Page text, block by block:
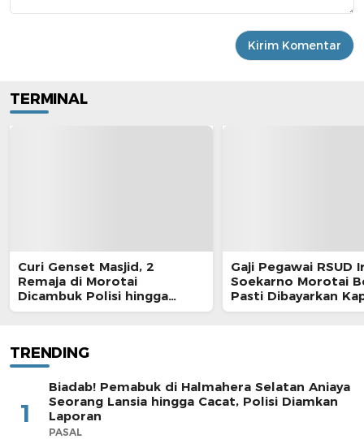
TERMINAL
Curi Genset Masjid, 2
Remaja di Morotai
Dicambuk Polisi hingga
Berdarah
Gaji Pegawai RSUD
Soekarno Morotai
Pasti Dibayarkan
TRENDING
1
Biadab! Pemabuk di Halmahera Selatan Aniaya
Seorang Lansia hingga Cacat, Polisi Diamkan
Laporan
PASAL